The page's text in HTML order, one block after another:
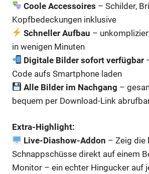
Coole Accessoires – Schilder,
Kopfbedeckungen inklusive
Schneller Aufbau –
in wenigen Minuten
Digitale Bilder sofort verfügbar
Code aufs Smartphone laden
Alle Bilder im Nachgang –
bequem per Download-Link
Extra-Highlight:
Live-Diashow-Addon – Zeig die
Schnappschüsse direkt auf einem
Monitor – ein echter Hingucker auf